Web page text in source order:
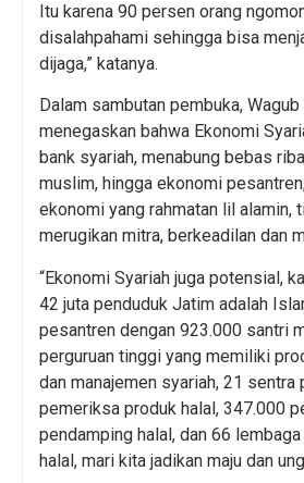
Itu karena 90 persen orang
disalahpahami sehingga bisa
dijaga,” katanya.
Dalam sambutan pembuka,
menegaskan bahwa Ekonomi
bank syariah, menabung bebas
muslim, hingga ekonomi
ekonomi yang rahmatan lil alamin,
merugikan mitra, berkeadilan dan
“Ekonomi Syariah juga potensial,
42 juta penduduk Jatim adalah
pesantren dengan 923.000 santri
perguruan tinggi yang memiliki
dan manajemen syariah, 21 sentra
pemeriksa produk halal, 347.000
pendamping halal, dan 66
halal, mari kita jadikan maju dan